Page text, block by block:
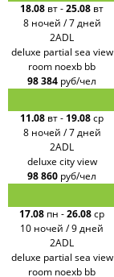
18.08 вт-25.08 вт
8 ночей / 7 дней
2ADL
deluxe partial sea view
room noexb bb
98 384 руб/чел
11.08 вт- 19.08ср
8 ночей / 7 дней
2ADL
deluxe city view
98 860 руб/чел
17.08 пн -26.08ср
10 ночей / 9 дней
2ADL
deluxe partial sea view
room noexb bb